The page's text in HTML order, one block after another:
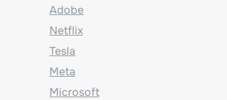
Adobe
Netflix
Tesla
Meta
Microsoft